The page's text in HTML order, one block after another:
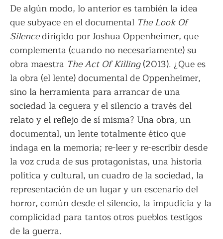
De algún modo, lo anterior es también la idea
que subyace en el documental The Look Of
Silencedirigido por Joshua Oppenheimer, que
complementa (cuando no necesariamente) su
obra maestra The Act Of Killing(2013). ¿Que es
la obra (el lente) documental de Oppenheimer,
sino la herramienta para arrancar de una
sociedad la ceguera y el silencio a través del
relato y el reflejo de sí misma? Una obra, un
documental, un lente totalmente ético que
indaga en la memoria; re-leer y re-escribir desde
la voz cruda de sus protagonistas, una historia
política y cultural, un cuadro de la sociedad, la
representación de un lugar y un escenario del
horror, común desde el silencio, la impudicia y la
complicidad para tantos otros pueblos testigos
de la guerra.